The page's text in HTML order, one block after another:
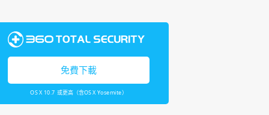
免費下載
OS X 10.7 或更高（含OS X Yosemite）